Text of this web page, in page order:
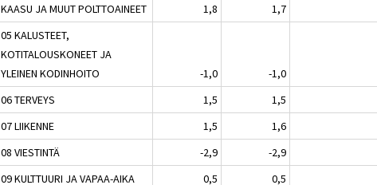
KAASU JA MUUT POLTTOAINEET
1,8
1,7
05 KALUSTEET,
KOTITALOUSKONEET JA
YLEINEN KODINHOITO
-1,0
-1,0
06 TERVEYS
1,5
1,5
07 LIIKENNE
1,5
1,6
08 VIESTINTÄ
-2,9
-2,9
09 KULTTUURI JA VAPAA-AIKA
0,5
0,5